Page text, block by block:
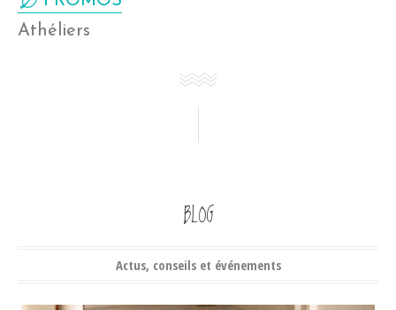
Athéliers
BLOG
Actus, conseils et événements